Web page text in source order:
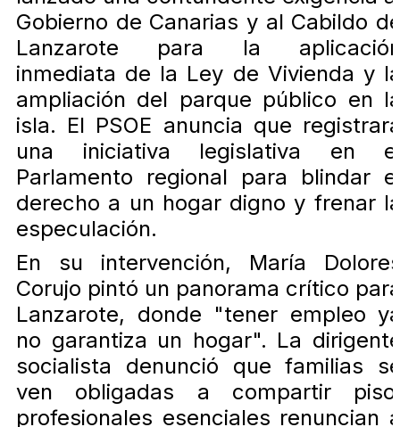
Gobierno de Canarias y al Cabildo
Lanzarote para la
inmediata de la Ley de Vivienda y
ampliación del parque público en
isla. El PSOE anuncia que
una iniciativa legislativa en
Parlamento regional para blindar
derecho a un hogar digno y frenar
especulación.
En su intervención, María
Corujo pintó un panorama crítico
Lanzarote, donde "tener empleo
no garantiza un hogar". La
socialista denunció que familias
ven obligadas a compartir
profesionales esenciales renuncian